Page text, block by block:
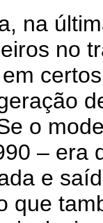
na
no
o
– era
e
que